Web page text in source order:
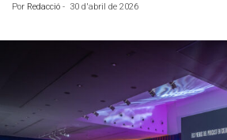
Por Redacció - 30 d'abril de 2026